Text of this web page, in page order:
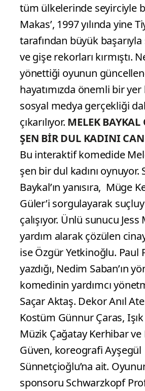
tüm ülkelerinde seyirciyle
Makas’, 1997 yılında yine
tarafından büyük
ve gişe rekorları kırmıştı.
yönettiği oyunun
hayatımızda önemli bir
sosyal medya gerçekliği
çıkarılıyor. MELEK
ŞEN BİR DUL KADINI
Bu interaktif komedide
şen bir dul kadını oynuyor.
Baykal’ın yanısıra, Müge
Güler’i sorgulayarak
çalışıyor. Ünlü sunucu Jess
yardım alarak çözülen
ise Özgür Yetkinoğlu. Paul
yazdığı, Nedim Saban’ın
komedinin yardımcı
Saçar Aktaş. Dekor Anıl
Kostüm Günnur Çaras,
Müzik Çağatay Kerhibar
Güven, koreografi Ayşegül
Sünnetçioğlu’na ait.
sponsoru Schwarzkopf